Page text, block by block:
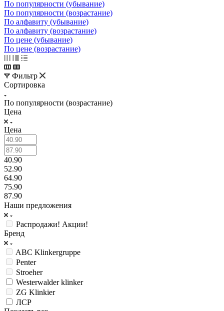
По популярности (убывание)
По популярности (возрастание)
По алфавиту (убывание)
По алфавиту (возрастание)
По цене (убывание)
По цене (возрастание)
Фильтр
Сортировка
По популярности (возрастание)
Цена
Цена
40.90
52.90
64.90
75.90
87.90
Наши предложения
Распродажи! Акции!
Бренд
ABC Klinkergruppe
Penter
Stroeher
Westerwalder klinker
ZG Klinkier
ЛСР